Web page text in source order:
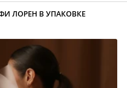
ЛОРЕН В УПАКОВКЕ